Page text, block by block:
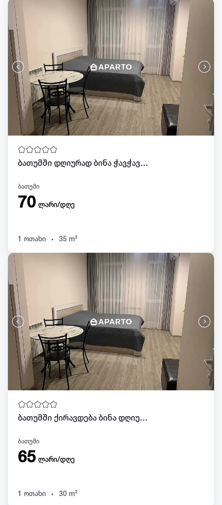
ბათუმში დღიურად ბინა ჭავჭავაძეზე.
ბათუმი
70 ლარი/დღე
1 ოთახი . 35 m²
ბათუმში ქირავდება ბინა დღიურად.
ბათუმი
65 ლარი/დღე
1 ოთახი . 30 m²